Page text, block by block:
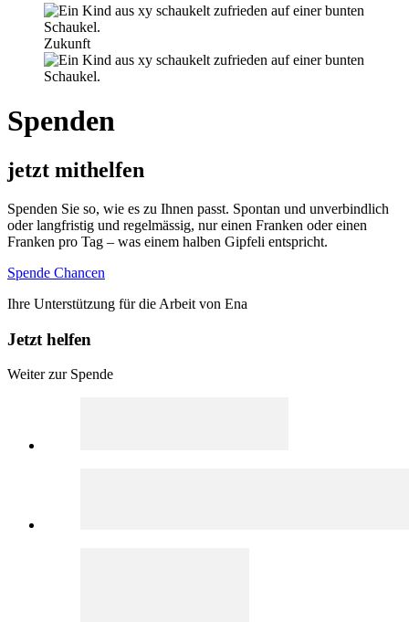
Zukunft
Spenden
jetzt mithelfen
Spenden Sie so, wie es zu Ihnen passt. Spontan und unverbindlich
oder langfristig und regelmässig, nur einen Franken oder einen
Franken pro Tag – was einem halben Gipfeli entspricht.
Spende Chancen
Ihre Unterstützung für die Arbeit von Ena
Jetzt helfen
Weiter zur Spende